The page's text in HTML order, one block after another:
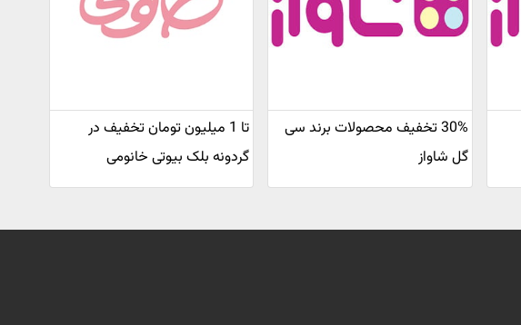
30% تخفیف محصولات برند سی
گل شاواز
تا 1 میلیون تومان تخفیف در
گردونه بلک بیوتی خانومی